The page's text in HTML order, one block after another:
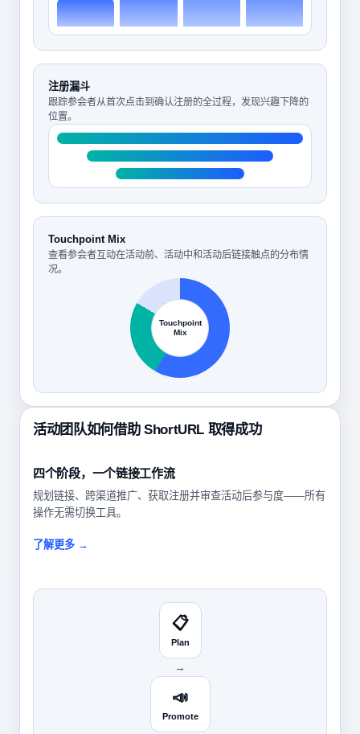
注册漏斗
跟踪参会者从首次点击到确认注册的全过程，发现兴趣下降的
位置。
Touchpoint Mix
查看参会者互动在活动前、活动中和活动后链接触点的分布情
况。
Touchpoint
Mix
活动团队如何借助 ShortURL 取得成功
四个阶段，一个链接工作流
规划链接、跨渠道推广、获取注册并审查活动后参与度——所有
操作无需切换工具。
了解更多 →
📋
Plan
→
📣
Promote